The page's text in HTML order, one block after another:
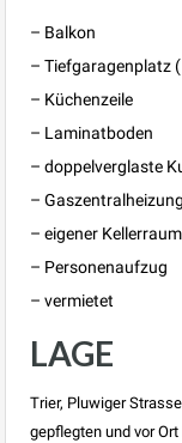
– Balkon
– Tiefgaragenplatz
– Küchenzeile
– Laminatboden
– doppelverglaste
– Gaszentralheizung
– eigener Kellerraum
– Personenaufzug
– vermietet
LAGE
Trier, Pluwiger
gepflegten und vor